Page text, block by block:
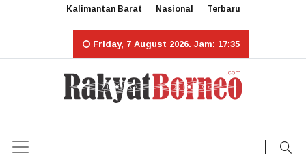
Kalimantan Barat Nasional Terbaru
Friday, 7 August 2026. Jam: 17:35